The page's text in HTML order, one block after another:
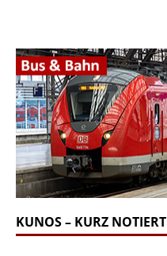
KUNOS – KURZ NOTIERT